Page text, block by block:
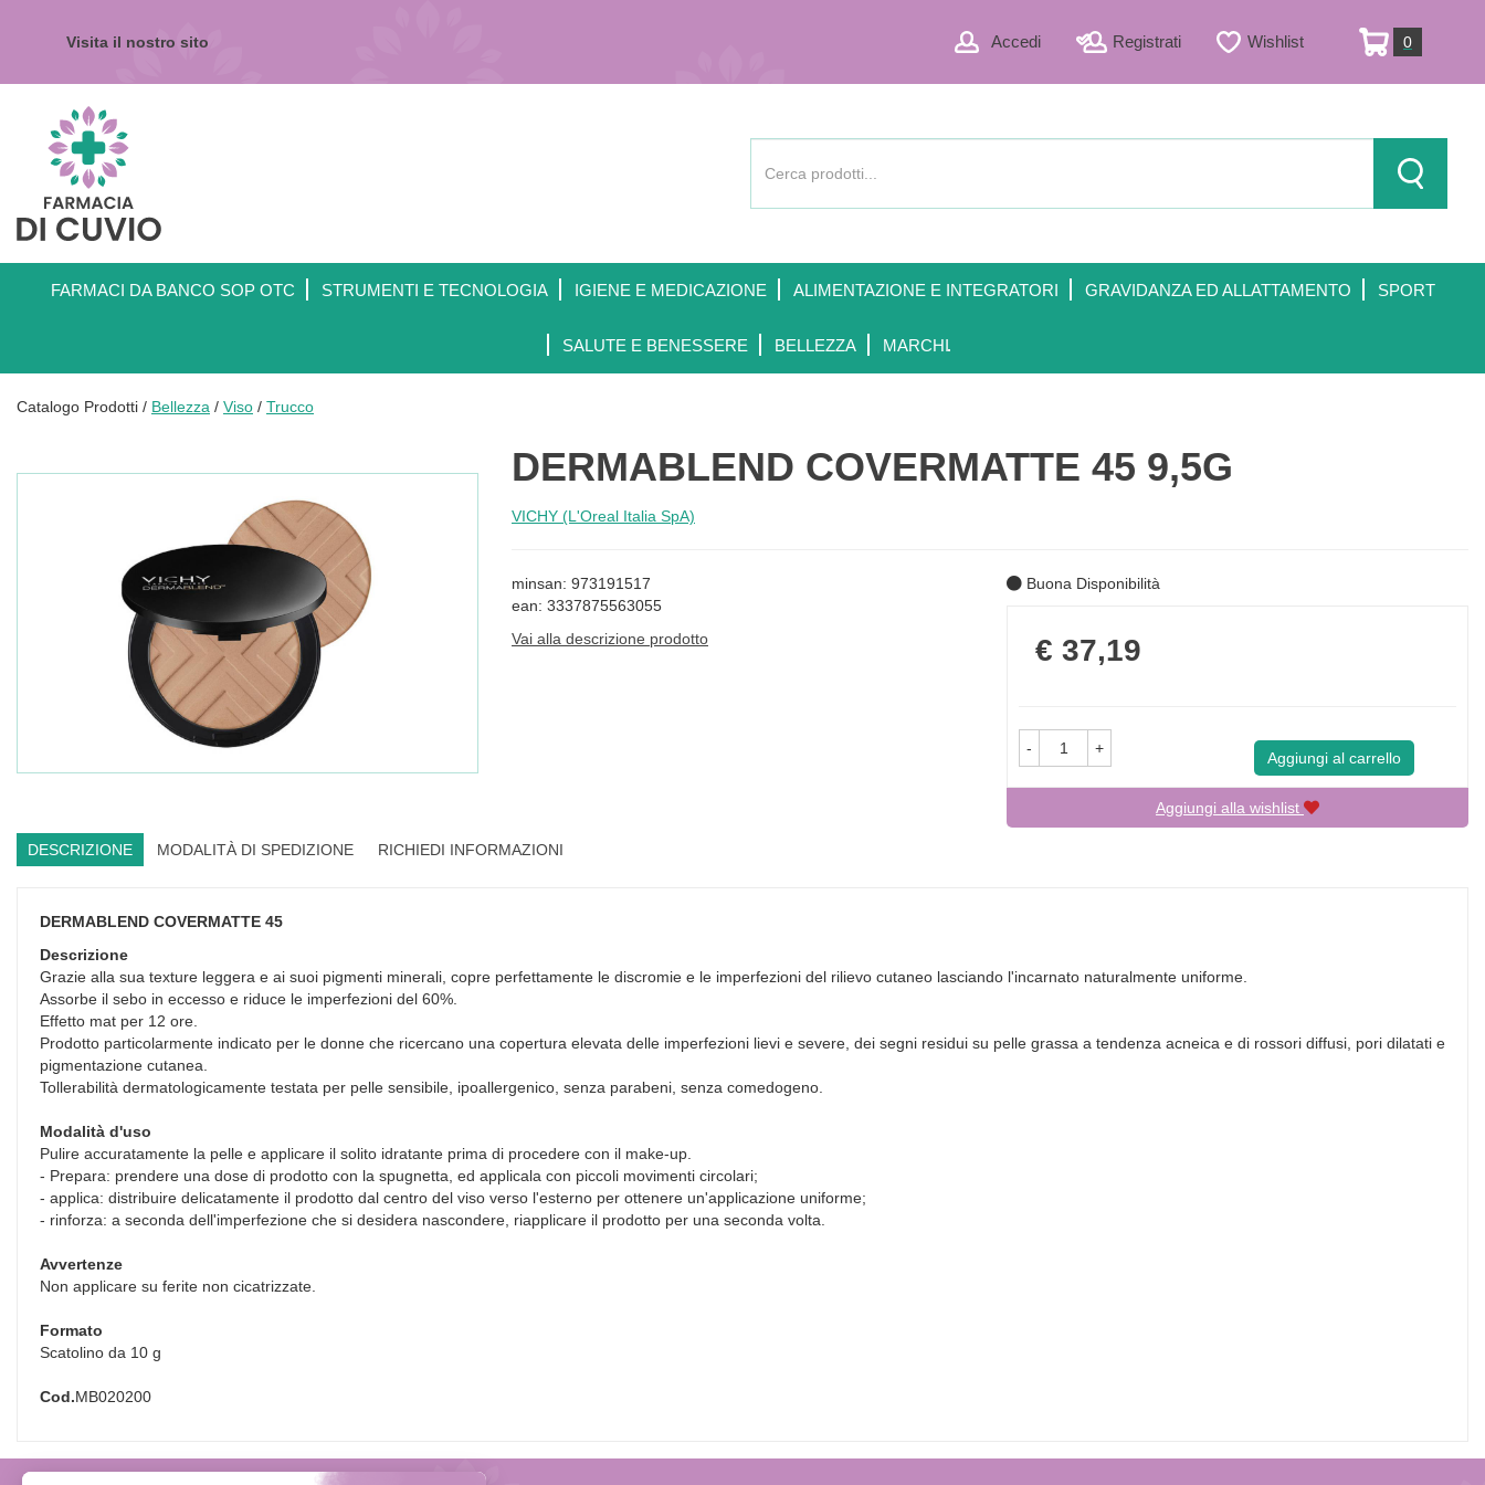
Visita il nostro sito Accedi Registrati Wishlist 0
ARTICOLI
Farmacia
Cuvio
Prodotto
Cerca
FARMACI DA BANCO SOP OTC STRUMENTI E TECNOLOGIA IGIENE E MEDICAZIONE ALIMENTAZIONE E INTEGRATORI GRAVIDANZA ED ALLATTAMENTO SPORT
SALUTE E BENESSERE BELLEZZA MARCHI
Catalogo Prodotti / Bellezza / Viso / Trucco
DERMABLEND COVERMATTE 45 9,5G
VICHY (L'Oreal Italia SpA)
minsan: 973191517
ean: 3337875563055
Vai alla descrizione prodotto
Buona Disponibilità
Prezzo
€ 37,19
- +
Aggiungi al carrello
Aggiungi alla wishlist
DESCRIZIONE MODALITÀ DI SPEDIZIONE RICHIEDI INFORMAZIONI
DERMABLEND COVERMATTE 45
Descrizione
Grazie alla sua texture leggera e ai suoi pigmenti minerali, copre perfettamente le discromie e le imperfezioni del rilievo cutaneo lasciando l'incarnato naturalmente uniforme.
Assorbe il sebo in eccesso e riduce le imperfezioni del 60%.
Effetto mat per 12 ore.
Prodotto particolarmente indicato per le donne che ricercano una copertura elevata delle imperfezioni lievi e severe, dei segni residui su pelle grassa a tendenza acneica e di rossori diffusi, pori dilatati e
pigmentazione cutanea.
Tollerabilità dermatologicamente testata per pelle sensibile, ipoallergenico, senza parabeni, senza comedogeno.
Modalità d'uso
Pulire accuratamente la pelle e applicare il solito idratante prima di procedere con il make-up.
- Prepara: prendere una dose di prodotto con la spugnetta, ed applicala con piccoli movimenti circolari;
- applica: distribuire delicatamente il prodotto dal centro del viso verso l'esterno per ottenere un'applicazione uniforme;
- rinforza: a seconda dell'imperfezione che si desidera nascondere, riapplicare il prodotto per una seconda volta.
Avvertenze
Non applicare su ferite non cicatrizzate.
Formato
Scatolino da 10 g
Cod.MB020200